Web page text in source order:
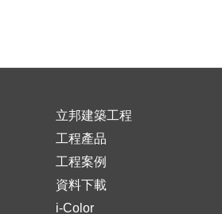
立邦建築工程
工程產品
工程案例
資料下載
i-Color